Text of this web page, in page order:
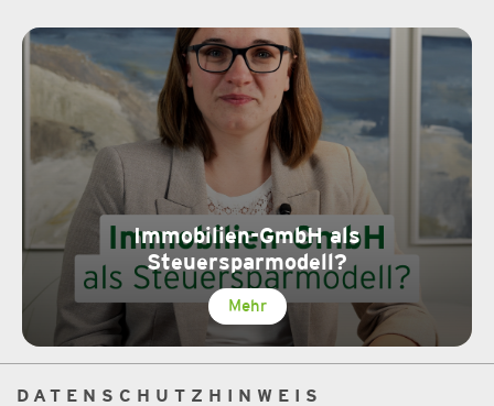
DATENSCHUTZHINWEIS
Immobilien-GmbH als
Steuersparmodell?
Mehr